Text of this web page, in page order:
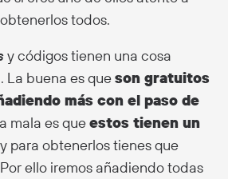
todos.
y códigos tienen una cosa
La buena es queson gratuitos
más con el paso de
mala es queestos tienen un
y para obtenerlos tienes que
ello iremos añadiendo todas